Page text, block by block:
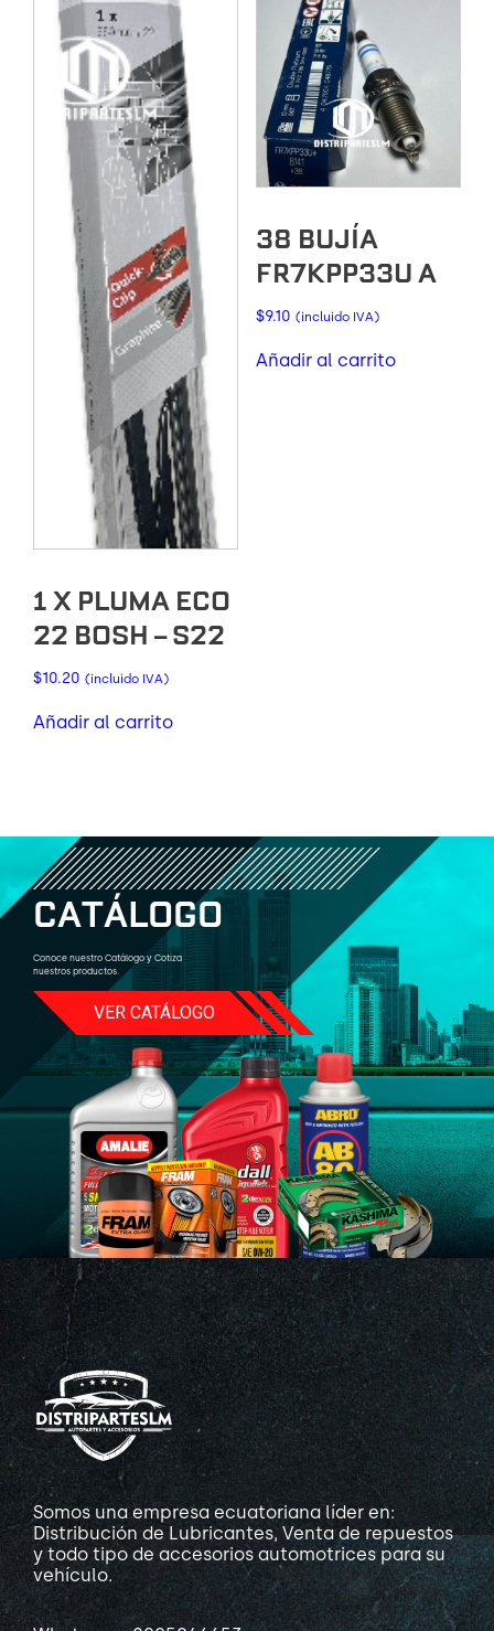
1 X PLUMA ECO
22 BOSH – S22
$10.20 (incluido IVA)
Añadir al carrito
38 BUJÍA
FR7KPP33U A
$9.10 (incluido IVA)
Añadir al carrito
CATÁLOGO
Conoce nuestro Catálogo y Cotiza
nuestros productos.
VER CATÁLOGO
Somos una empresa ecuatoriana líder en:
Distribución de Lubricantes, Venta de repuestos
y todo tipo de accesorios automotrices para su
vehículo.